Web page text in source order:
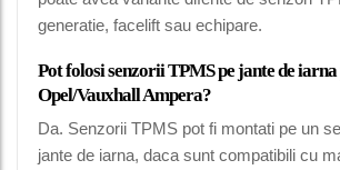
generatie, facelift sau echipare.
Pot folosi senzorii TPMS pe jante de
Opel/Vauxhall Ampera?
Da. Senzorii TPMS pot fi montati pe un
jante de iarna, daca sunt compatibili cu